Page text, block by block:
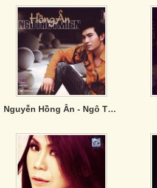
Nguyễn Hồng Ân - Ngô Thuỵ Miên